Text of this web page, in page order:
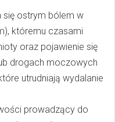
się ostrym bólem w
któremu czasami
oraz pojawienie się
drogach moczowych
utrudniają wydalanie
prowadzący do